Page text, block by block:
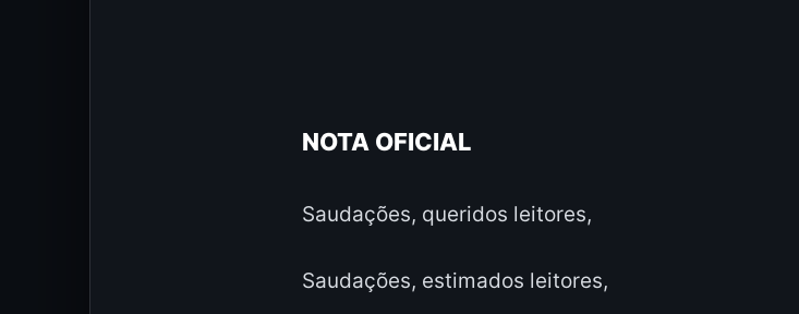
NOTA OFICIAL
Saudações, queridos leitores,
Saudações, estimados leitores,